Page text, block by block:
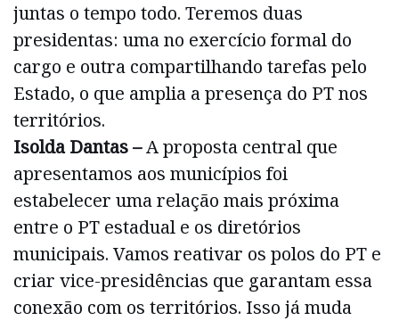
juntas o tempo todo. Teremos duas
presidentas: uma no exercício formal do
cargo e outra compartilhando tarefas pelo
Estado, o que amplia a presença do PT nos
territórios.
Isolda Dantas –A proposta central que
apresentamos aos municípios foi
estabelecer uma relação mais próxima
entre o PT estadual e os diretórios
municipais. Vamos reativar os polos do PT e
criar vice-presidências que garantam essa
conexão com os territórios. Isso já muda